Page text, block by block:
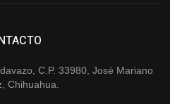
C.P. 33980, José Mariano
Chihuahua.